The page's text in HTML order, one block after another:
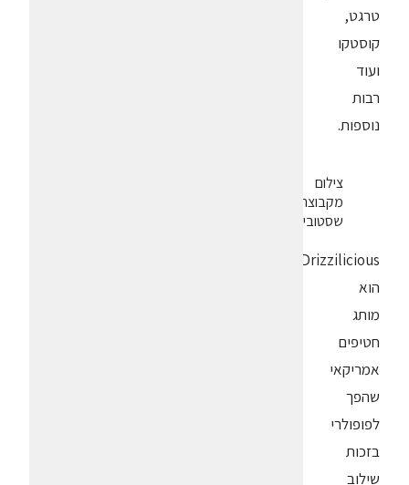
טרגט,
קוסטקו
ועוד
רבות
נוספות.
צילום
מקבוצת
שסטוביץ
Drizzilicious
הוא
מותג
חטיפים
אמריקאי
שהפך
לפופולרי
בזכות
שילוב